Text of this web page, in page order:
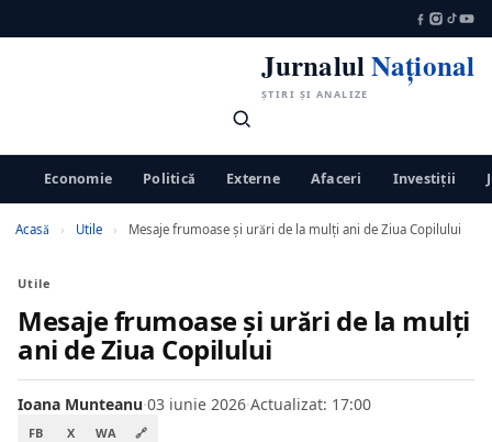
JurnalulNațional
ȘTIRI ȘI ANALIZE
Economie Politică Externe Afaceri Investiții
Acasă › Utile › Mesaje frumoase și urări de la mulți ani de Ziua Copilului
Utile
Mesaje frumoase și urări de la mulți
ani de Ziua Copilului
Ioana Munteanu·03 iunie 2026·Actualizat: 17:00
FB X WA 🔗